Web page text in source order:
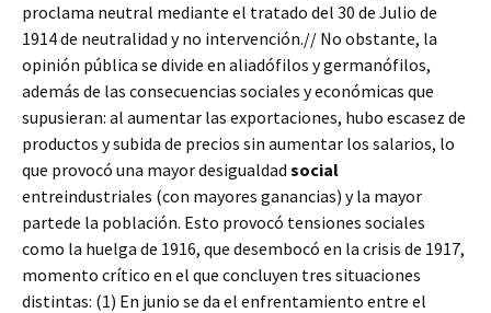
proclama neutral mediante el tratado del 30 de Julio de
1914 de neutralidad y no intervención.// No obstante, la
opinión pública se divide en aliadófilos y germanófilos,
además de las consecuencias sociales y económicas que
supusieran: al aumentar las exportaciones, hubo escasez de
productos y subida de precios sin aumentar los salarios, lo
que provocó una mayor desigualdad social
entreindustriales (con mayores ganancias) y la mayor
partede la población. Esto provocó tensiones sociales
como la huelga de 1916, que desembocó en la crisis de 1917,
momento crítico en el que concluyen tres situaciones
distintas: (1) En junio se da el enfrentamiento entre el